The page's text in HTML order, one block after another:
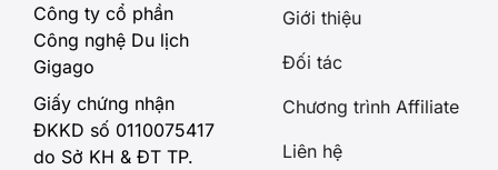
Công ty cổ phần
Công nghệ Du lịch
Gigago
Giấy chứng nhận
ĐKKD số 0110075417
do Sở KH & ĐT TP.
Giới thiệu
Đối tác
Chương trình Affiliate
Liên hệ